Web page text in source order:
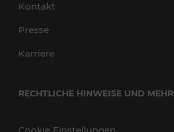
Kontakt
Presse
Karriere
RECHTLICHE HINWEISE UND MEHR